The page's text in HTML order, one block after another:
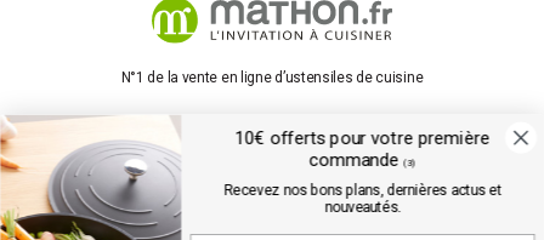
N°1 de la vente en ligne d’ustensiles de cuisine
Suivez-nous
10€ offerts pour votre première
commande (3)
Recevez nos bons plans, dernières actus et
nouveautés.